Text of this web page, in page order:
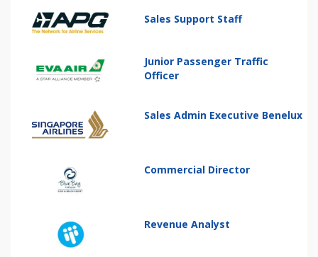
Sales Support Staff
Junior Passenger Traffic
Officer
Sales Admin Executive Benelux
Commercial Director
Revenue Analyst